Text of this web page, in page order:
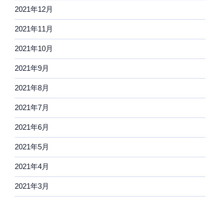
2021年12月
2021年11月
2021年10月
2021年9月
2021年8月
2021年7月
2021年6月
2021年5月
2021年4月
2021年3月